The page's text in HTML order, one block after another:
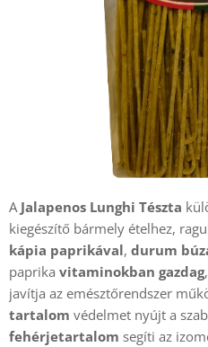
A Jalapenos Lunghi Tészta
kiegészítő bármely ételhez,
kápia paprikával, durum
paprika vitaminokban gazdag
javítja az emésztőrendszer
tartalom védelmet nyújt a
fehérjetartalom segíti az